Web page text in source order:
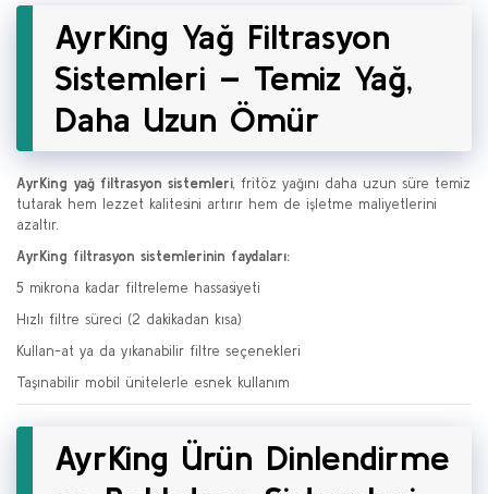
AyrKing Yağ Filtrasyon
Sistemleri – Temiz Yağ,
Daha Uzun Ömür
AyrKing yağ filtrasyon sistemleri, fritöz yağını daha uzun süre temiz
tutarak hem lezzet kalitesini artırır hem de işletme maliyetlerini
azaltır.
AyrKing filtrasyon sistemlerinin faydaları:
5 mikrona kadar filtreleme hassasiyeti
Hızlı filtre süreci (2 dakikadan kısa)
Kullan-at ya da yıkanabilir filtre seçenekleri
Taşınabilir mobil ünitelerle esnek kullanım
AyrKing Ürün Dinlendirme